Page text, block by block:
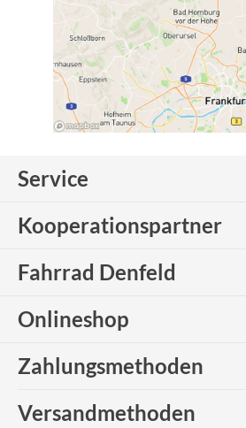
Service
Kooperationspartner
Fahrrad Denfeld
Onlineshop
Zahlungsmethoden
Versandmethoden